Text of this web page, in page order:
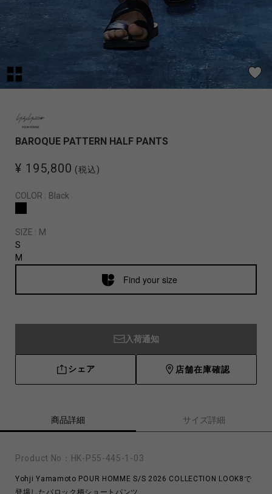
BAROQUE PATTERN HALF PANTS
¥ 195,800 (税込)
COLOR : Black
SIZE : M
S
M
Find your size
入荷通知
シェア 店舗在庫確認
商品詳細 サイズ詳細
Product No： HK-P55-445-1-03
Yohji Yamamoto POUR HOMME S/S 2026 COLLECTION LOOK8で
登場したバロック柄ショートパンツ。